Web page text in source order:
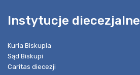
Instytucje diecezjalne
Kuria Biskupia
Sąd Biskupi
Caritas diecezji